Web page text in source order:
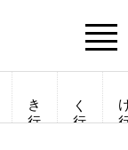
Menu
き行 く行